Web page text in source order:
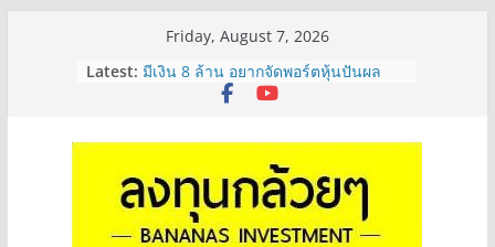
Friday, August 7, 2026
Latest:
จะเลือกหุ้นแต่ละตัว ต้องดู Short –
Long ของหุ้นตัวนั้นๆไหมคะ? | Q&A
กล้วยๆ EP.1164
ระยะยาว อุตสาหกรรมไหนดี? | Q&A
หุ้นซอสภูเขาทอง Sauce เหมาะถือเป็น
หุ้นปันผลไหม? | Q&A กล้วยๆ EP.1166
OSP vs CBG vs ICHI ควร DCA ตัวไหน